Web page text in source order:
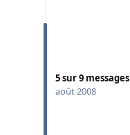
5sur9 messages
août 2008